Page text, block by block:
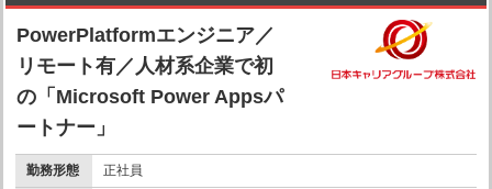
PowerPlatformエンジニア／
リモート有／人材系企業で初
の「Microsoft Power Appsパ
ートナー」
勤務形態 正社員